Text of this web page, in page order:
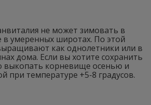
не может зимовать в
в умеренных широтах. По этой
как однолетники или в
дома. Если вы хотите сохранить
выкопать корневище осенью и
при температуре +5-8 градусов.